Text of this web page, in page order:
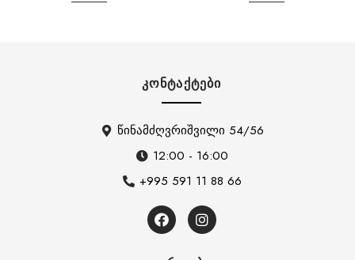
ᲙᲝᲜᲢᲐᲥᲢᲔᲑᲘ
წინამძღვრიშვილი 54/56
12:00 - 16:00
+995 591 11 88 66